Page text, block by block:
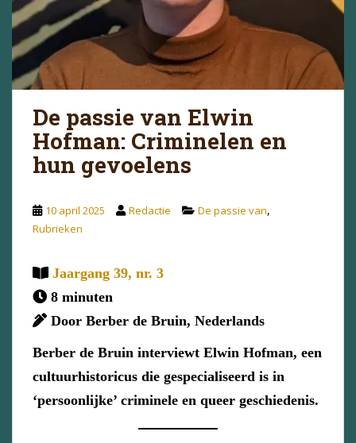
De passie van Elwin
Hofman: Criminelen en
hun gevoelens
10 april 2025 Redactie De passie van,
Rubrieken
Jaargang 39, nr. 3
8 minuten
Door Berber de Bruin, Nederlands
Berber de Bruin interviewt Elwin Hofman, een
cultuurhistoricus die gespecialiseerd is in
‘persoonlijke’ criminele en queer geschiedenis.